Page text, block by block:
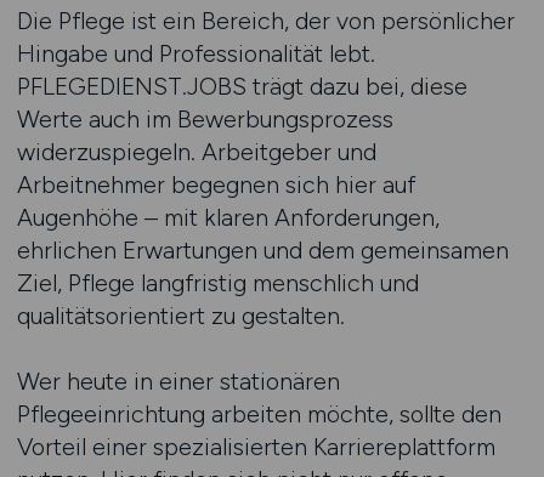
Die Pflege ist ein Bereich, der von persönlicher
Hingabe und Professionalität lebt.
PFLEGEDIENST.JOBS trägt dazu bei, diese
Werte auch im Bewerbungsprozess
widerzuspiegeln. Arbeitgeber und
Arbeitnehmer begegnen sich hier auf
Augenhöhe – mit klaren Anforderungen,
ehrlichen Erwartungen und dem gemeinsamen
Ziel, Pflege langfristig menschlich und
qualitätsorientiert zu gestalten.
Wer heute in einer stationären
Pflegeeinrichtung arbeiten möchte, sollte den
Vorteil einer spezialisierten Karriereplattform